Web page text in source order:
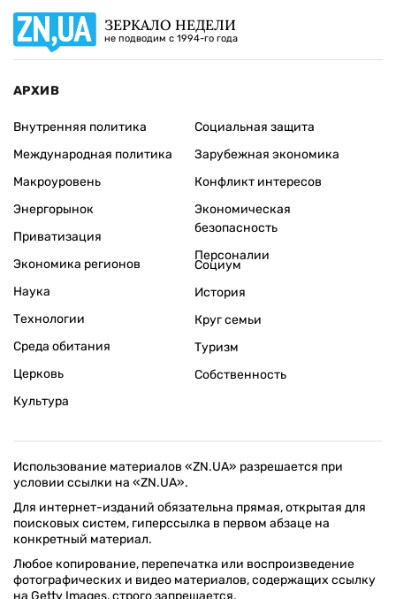
ЗЕРКАЛО НЕДЕЛИ
не подводим с 1994-го года
АРХИВ
Внутренняя политика
Международная политика
Макроуровень
Энергорынок
Приватизация
Экономика регионов
Социальная защита
Зарубежная экономика
Конфликт интересов
Экономическая
безопасность
Персоналии
Наука
Технологии
Среда обитания
Церковь
Культура
Социум
История
Круг семьи
Туризм
Собственность
Использование материалов «ZN.UA» разрешается при
условии ссылки на «ZN.UA».
Для интернет-изданий обязательна прямая, открытая для
поисковых систем, гиперссылка в первом абзаце на
конкретный материал.
Любое копирование, перепечатка или воспроизведение
фотографических и видео материалов, содержащих ссылку
на Getty Images, строго запрещается.